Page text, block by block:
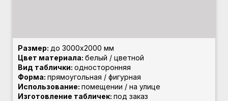
Размер: до 3000х2000 мм
Цвет материала: белый / цветной
Вид таблички: односторонняя
Форма: прямоугольная / фигурная
Использование: помещении / на улице
Изготовление табличек: под заказ